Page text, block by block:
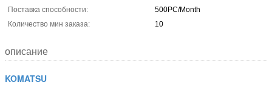
Поставка способности:
500PC/Month
Количество мин заказа:
10
описание
KOMATSU